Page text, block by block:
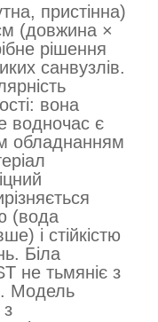
пристінна)
(довжина ×
рішення
санвузлів.
вона
водночас є
обладнанням
(вода
і стійкістю
Біла
не тьмяніє з
Модель
з